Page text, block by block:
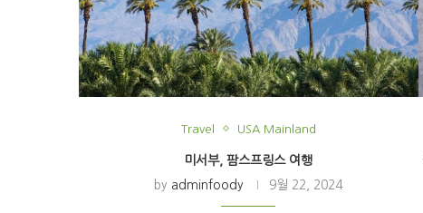
Travel USA Mainland
미서부, 팜스프링스 여행
by adminfoody 9월 22, 2024